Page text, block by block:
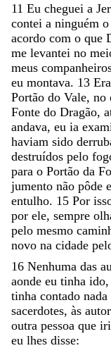
11 Eu cheguei a
contei a ninguém o
acordo com o que
me levantei no
meus
eu montava. 13 Era
Portão do Vale, no
Fonte do Dragão,
andava, eu ia
haviam sido
destruídos pelo
para o Portão da
jumento não pôde
entulho. 15 Por
por ele, sempre
pelo mesmo
novo na cidade
16 Nenhuma das
aonde eu tinha ido,
tinha contado nada
sacerdotes, às
outra pessoa que
eu lhes disse: